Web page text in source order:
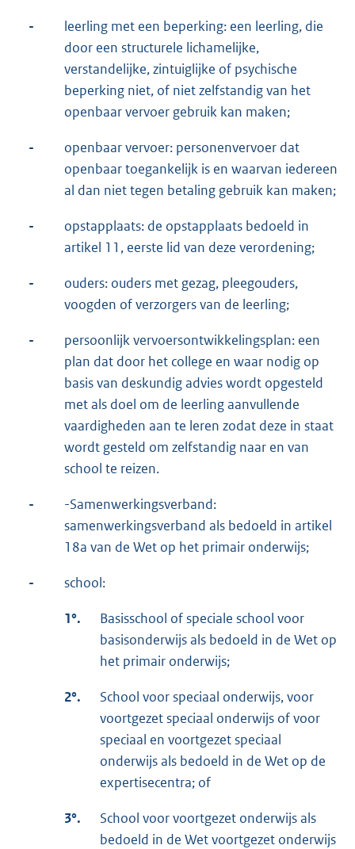
-
leerling met een beperking: een leerling, die
door een structurele lichamelijke,
verstandelijke, zintuiglijke of psychische
beperking niet, of niet zelfstandig van het
openbaar vervoer gebruik kan maken;
-
openbaar vervoer: personenvervoer dat
openbaar toegankelijk is en waarvan iedereen
al dan niet tegen betaling gebruik kan maken;
-
opstapplaats: de opstapplaats bedoeld in
artikel 11, eerste lid van deze verordening;
-
ouders: ouders met gezag, pleegouders,
voogden of verzorgers van de leerling;
-
persoonlijk vervoersontwikkelingsplan: een
plan dat door het college en waar nodig op
basis van deskundig advies wordt opgesteld
met als doel om de leerling aanvullende
vaardigheden aan te leren zodat deze in staat
wordt gesteld om zelfstandig naar en van
school te reizen.
-
-Samenwerkingsverband:
samenwerkingsverband als bedoeld in artikel
18a van de Wet op het primair onderwijs;
- school:
1°.
Basisschool of speciale school voor
basisonderwijs als bedoeld in de Wet op
het primair onderwijs;
2°.
School voor speciaal onderwijs, voor
voortgezet speciaal onderwijs of voor
speciaal en voortgezet speciaal
onderwijs als bedoeld in de Wet op de
expertisecentra; of
3°.
School voor voortgezet onderwijs als
bedoeld in de Wet voortgezet onderwijs